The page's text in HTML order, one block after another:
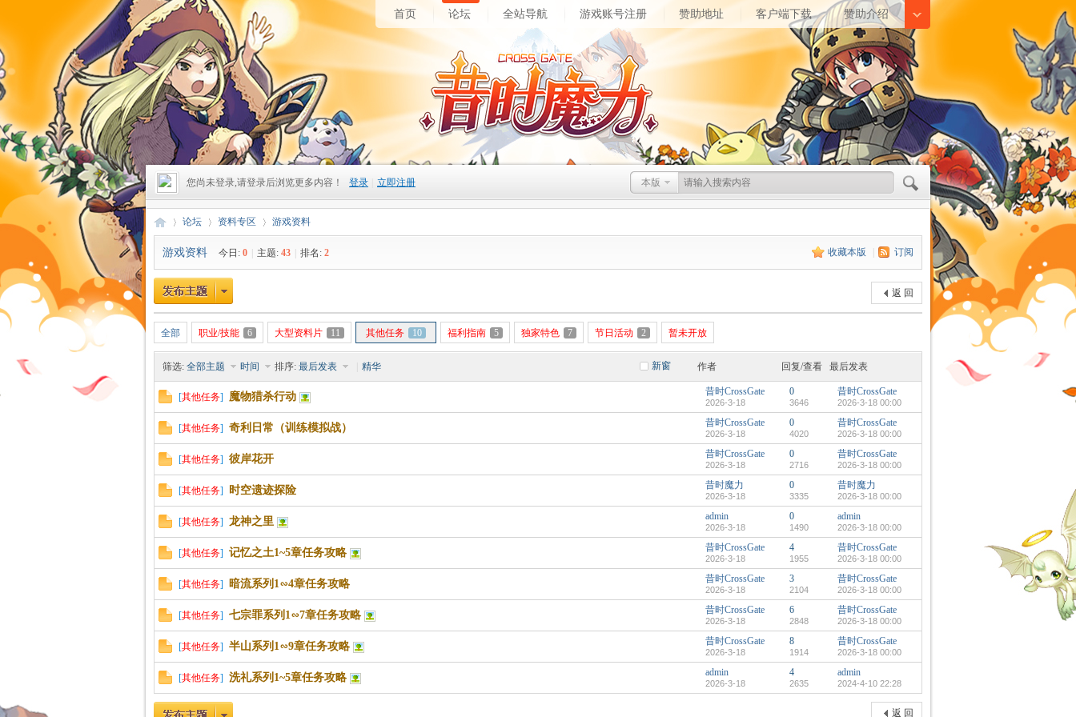
首页 论坛 全站导航 游戏账号注册 赞助地址 客户端下载 赞助介绍
本版
您尚未登录,请登录后浏览更多内容！ 登录 立即注册
昔
时
魔
»
论坛
›
资料专区 游戏资料
收藏本版 订阅
游戏资料 今日: 0 主题: 43 排名: 2
返 回
全部 职业/技能 6 大型资料片 11 其他任务 10 福利指南 5 独家特色 7 节日活动 2 暂未开放
新窗
筛选: 全部主题 时间 排序: 最后发表 精华 作者 回复/查看 最后发表
[其他任务] 魔物猎杀行动 昔时CrossGate
2026-3-18
0
3646
昔时CrossGate
2026-3-18 00:00
[其他任务] 奇利日常（训练模拟战） 昔时CrossGate
2026-3-18
0
4020
昔时CrossGate
2026-3-18 00:00
[其他任务] 彼岸花开 昔时CrossGate
2026-3-18
0
2716
昔时CrossGate
2026-3-18 00:00
[其他任务] 时空遗迹探险 昔时魔力
2026-3-18
0
3335
昔时魔力
2026-3-18 00:00
[其他任务] 龙神之里 admin
2026-3-18
0
1490
admin
2026-3-18 00:00
[其他任务] 记忆之土1~5章任务攻略 昔时CrossGate
2026-3-18
4
1955
昔时CrossGate
2026-3-18 00:00
[其他任务] 暗流系列1∽4章任务攻略 昔时CrossGate
2026-3-18
3
2104
昔时CrossGate
2026-3-18 00:00
[其他任务] 七宗罪系列1∽7章任务攻略 昔时CrossGate
2026-3-18
6
2848
昔时CrossGate
2026-3-18 00:00
[其他任务] 半山系列1∽9章任务攻略 昔时CrossGate
2026-3-18
8
1914
昔时CrossGate
2026-3-18 00:00
[其他任务] 洗礼系列1~5章任务攻略 admin
2026-3-18
4
2635
admin
2024-4-10 22:28
返 回